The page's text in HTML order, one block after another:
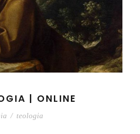
| ONLINE
/ teologia